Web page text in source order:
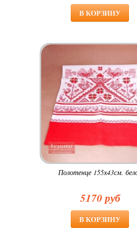
Полотенце 155х43см.
5170 руб